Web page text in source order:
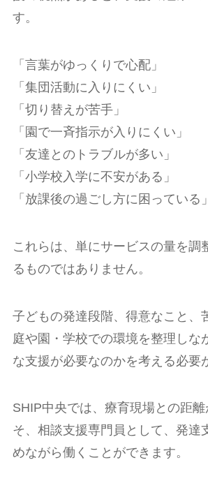
す。
「言葉がゆっくりで心配」
「集団活動に入りにくい」
「切り替えが苦手」
「園で一斉指示が入りにくい」
「友達とのトラブルが多い」
「小学校入学に不安がある」
「放課後の過ごし方に困っている」
これらは、単にサービスの量を調
るものではありません。
子どもの発達段階、得意なこと、
庭や園・学校での環境を整理しな
な支援が必要なのかを考える必要
SHIP中央では、療育現場との距離
そ、相談支援専門員として、発達
めながら働くことができます。